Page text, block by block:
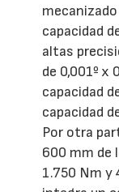
capacidad
altas
de 0,001º x
capacidad
capacidad
Por otra
600 mm de
1.750 Nm y